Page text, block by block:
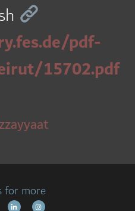
pdf-
15702.pdf
for more